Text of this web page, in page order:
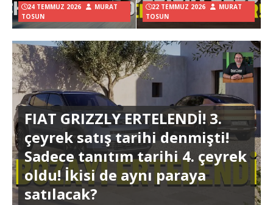
24 TEMMUZ 2026
MURAT
TOSUN
22 TEMMUZ 2026
MURAT
TOSUN
FIAT GRIZZLY ERTELENDİ! 3.
çeyrek satış tarihi denmişti!
Sadece tanıtım tarihi 4. çeyrek
oldu! İkisi de aynı paraya
satılacak?